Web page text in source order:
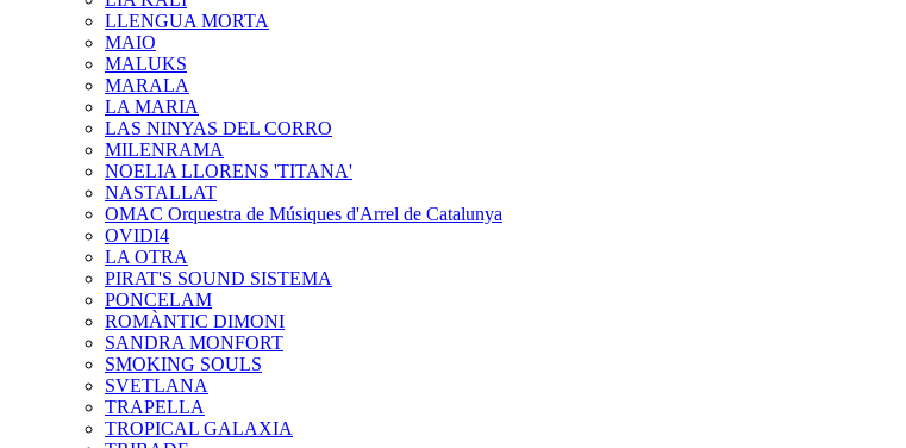
LLENGUA MORTA
MAIO
MALUKS
MARALA
LA MARIA
LAS NINYAS DEL CORRO
MILENRAMA
NOELIA LLORENS 'TITANA'
NASTALLAT
OMAC Orquestra de Músiques d'Arrel de Catalunya
OVIDI4
LA OTRA
PIRAT'S SOUND SISTEMA
PONCELAM
ROMÀNTIC DIMONI
SANDRA MONFORT
SMOKING SOULS
SVETLANA
TRAPELLA
TROPICAL GALAXIA